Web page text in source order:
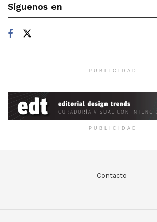
Síguenos en
PUBLICIDAD
PUBLICIDAD
Contacto